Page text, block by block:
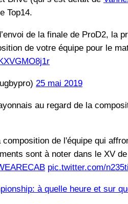
Top14.
de la finale de ProD2, la
de votre équipe pour le
25 mai 2019
au regard de la
de l'équipe qui
sont à noter dans le XV
pic.twitter.com/
à quelle heure et sur